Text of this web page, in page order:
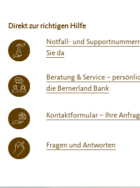
Direkt zur richtigen Hilfe
Notfall- und
Sie da
Beratung & Service –
die Bernerland Bank
Kontaktformular – Ihre
Fragen und Antworten